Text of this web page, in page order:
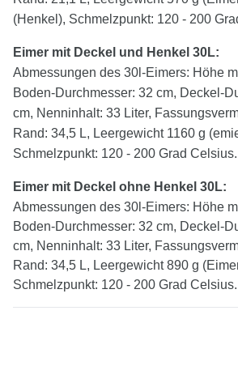
(Henkel), Schmelzpunkt: 120 - 200
Eimer mit Deckel und Henkel 30L:
Abmessungen des 30l-Eimers: Höhe
Boden-Durchmesser: 32 cm, Deckel-
cm, Nenninhalt: 33 Liter,
Rand: 34,5 L, Leergewicht 1160 g
Schmelzpunkt: 120 - 200 Grad Celsius.
Eimer mit Deckel ohne Henkel 30L:
Abmessungen des 30l-Eimers: Höhe
Boden-Durchmesser: 32 cm, Deckel-
cm, Nenninhalt: 33 Liter,
Rand: 34,5 L, Leergewicht 890 g
Schmelzpunkt: 120 - 200 Grad Celsius.